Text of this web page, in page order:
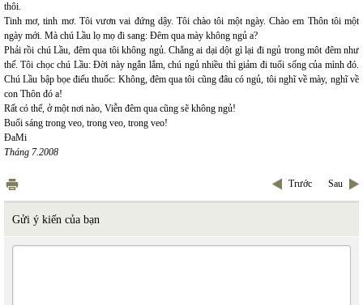
thôi.
Tinh mơ, tinh mơ. Tôi vươn vai đứng dậy. Tôi chào tôi một ngày. Chào em Thôn tôi một
ngày mới. Mà chú Lầu lọ mọ đi sang: Đêm qua mày không ngủ a?
Phải rồi chú Lầu, đêm qua tôi không ngủ. Chẳng ai dại dột gì lại đi ngủ trong môt đêm như
thế. Tôi chọc chú Lầu: Đời này ngắn lắm, chú ngủ nhiều thì giảm đi tuổi sống của mình đó.
Chú Lầu bập bọe điếu thuốc: Không, đêm qua tôi cũng đâu có ngủ, tôi nghĩ về mày, nghĩ về
con Thôn đó a!
Rất có thể, ở một nơi nào, Viễn đêm qua cũng sẽ không ngủ!
Buổi sáng trong veo, trong veo, trong veo!
ĐaMi
Tháng 7.2008
Trước Sau
Gửi ý kiến của bạn